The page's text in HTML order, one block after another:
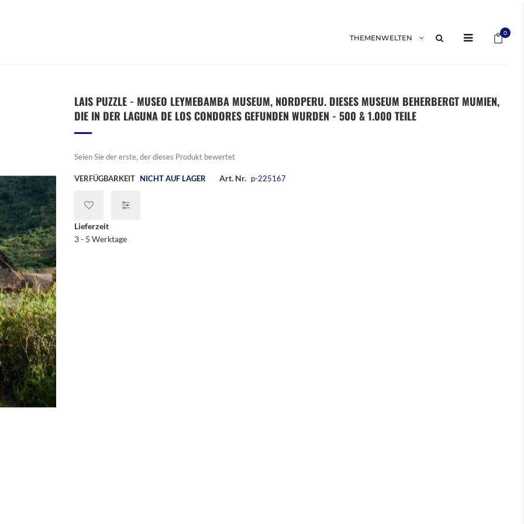
0
THEMENWELTEN
LAIS PUZZLE - MUSEO LEYMEBAMBA MUSEUM, NORDPERU. DIESES MUSEUM BEHERBERGT MUMIEN,
DIE IN DER LAGUNA DE LOS CONDORES GEFUNDEN WURDEN - 500 & 1.000 TEILE
Seien Sie der erste, der dieses Produkt bewertet
VERFÜGBARKEIT NICHT AUF LAGER Art. Nr. p-225167
Lieferzeit
3 - 5 Werktage